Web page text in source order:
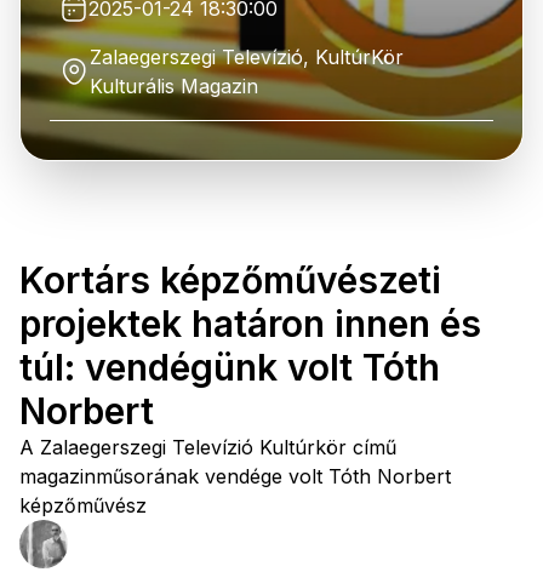
2025-01-24 18:30:00
Zalaegerszegi Televízió, KultúrKör
Kulturális Magazin
Kortárs képzőművészeti
projektek határon innen és
túl: vendégünk volt Tóth
Norbert
A Zalaegerszegi Televízió Kultúrkör című
magazinműsorának vendége volt Tóth Norbert
képzőművész